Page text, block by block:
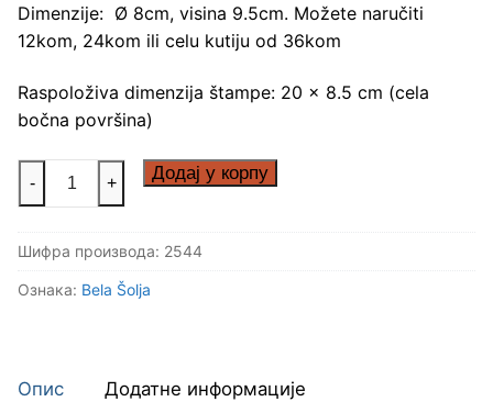
Dimenzije: Ø 8cm, visina 9.5cm. Možete naručiti
12kom, 24kom ili celu kutiju od 36kom
Raspoloživa dimenzija štampe: 20 x 8.5 cm (cela
bočna površina)
stomak
Panda
- + Додај у корпу
Шифра производа: 2544
Ознака: Bela Šolja
Опис Додатне информације